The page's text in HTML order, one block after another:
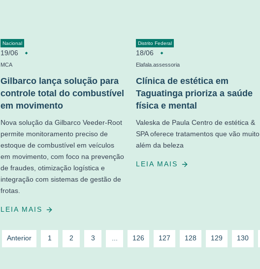
Nacional
19/06
MCA
Gilbarco lança solução para
controle total do combustível
em movimento
Nova solução da Gilbarco Veeder-Root
permite monitoramento preciso de
estoque de combustível em veículos
em movimento, com foco na prevenção
de fraudes, otimização logística e
integração com sistemas de gestão de
frotas.
LEIA MAIS
Distrito Federal
18/06
Elafala.assessoria
Clínica de estética em
Taguatinga prioriza a saúde
física e mental
Valeska de Paula Centro de estética &
SPA oferece tratamentos que vão muito
além da beleza
LEIA MAIS
Anterior 1 2 3 126 127 128 129 130